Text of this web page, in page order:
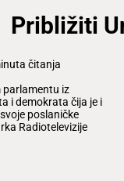
Približiti
čitanja
parlamentu iz
i demokrata čija je i
poslaničke
Radiotelevizije